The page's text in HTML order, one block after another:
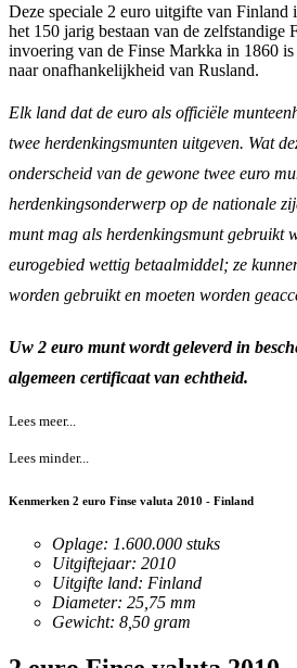
Deze speciale 2 euro uitgifte van Finland
het 150 jarig bestaan van de zelfstandige
invoering van de Finse Markka in 1860
naar onafhankelijkheid van Rusland.
Elk land dat de euro als officiële
twee herdenkingsmunten uitgeven. Wat
onderscheid van de gewone twee euro
herdenkingsonderwerp op de nationale
munt mag als herdenkingsmunt gebruikt
eurogebied wettig betaalmiddel; ze
worden gebruikt en moeten worden
Uw 2 euro munt wordt geleverd in
algemeen certificaat van echtheid.
Lees meer...
Lees minder...
Kenmerken 2 euro Finse valuta 2010 - Finland
Oplage: 1.600.000 stuks
Uitgiftejaar: 2010
Uitgifte land: Finland
Diameter: 25,75 mm
Gewicht: 8,50 gram